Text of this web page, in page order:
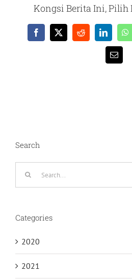
Kongsi Berita Ini, Pilih
Facebook
X RedditLinkedIn
Email
Search
Categories
2020
2021